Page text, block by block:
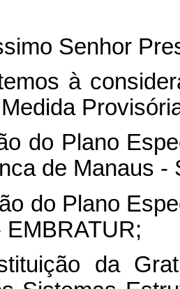
Senhor
à
do Plano
de Manaus -
do Plano
EMBRATUR;
da